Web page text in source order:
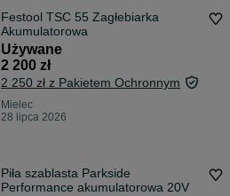
Festool TSC 55 Zagłebiarka
Akumulatorowa
Używane
2 200 zł
2 250 zł z Pakietem Ochronnym
Mielec
28 lipca 2026
Piła szablasta Parkside
Performance akumulatorowa 20V